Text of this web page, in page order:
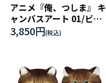
アニメ『俺、つしま』 キ
ャンバスアート 01/ビジ
ュアルデザイン
3,850円